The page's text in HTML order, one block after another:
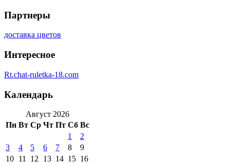
Партнеры
доставка цветов
Интересное
Rt.chat-ruletka-18.com
Календарь
Август 2026
Пн Вт Ср Чт Пт Сб Вс
1
2
3
4 5 6 7 8
9
10 11 12 13 14 15 16